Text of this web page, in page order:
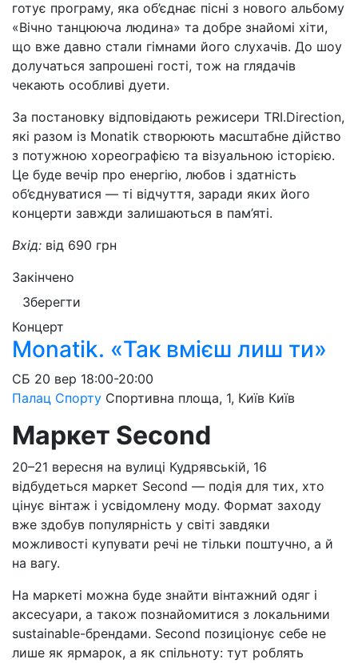
готує програму, яка об’єднає пісні з нового альбому
«Вічно танцююча людина» та добре знайомі хіти,
що вже давно стали гімнами його слухачів. До шоу
долучаться запрошені гості, тож на глядачів
чекають особливі дуети.
За постановку відповідають режисери TRI.Direction,
які разом із Monatik створюють масштабне дійство
з потужною хореографією та візуальною історією.
Це буде вечір про енергію, любов і здатність
об’єднуватися — ті відчуття, заради яких його
концерти завжди залишаються в пам’яті.
Вхід: від 690 грн
Закінчено
Зберегти
Концерт
Monatik. «Так вмієш лиш ти»
СБ 20 вер 18:00-20:00
Палац Спорту Спортивна площа, 1, Київ Київ
Маркет Second
20–21 вересня на вулиці Кудрявській, 16
відбудеться маркет Second — подія для тих, хто
цінує вінтаж і усвідомлену моду. Формат заходу
вже здобув популярність у світі завдяки
можливості купувати речі не тільки поштучно, а й
на вагу.
На маркеті можна буде знайти вінтажний одяг і
аксесуари, а також познайомитися з локальними
sustainable-брендами. Second позиціонує себе не
лише як ярмарок, а як спільноту: тут роблять